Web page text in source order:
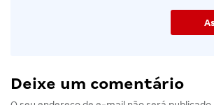
Deixe um comentário